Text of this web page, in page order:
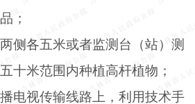
；
侧各五米或者监测台（站）测
十米范围内种植高杆植物；
播电视传输线路上，利用技术手